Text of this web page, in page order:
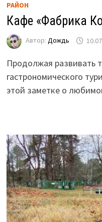
РАЙОН
Кафе «Фабрика
Автор: Дождь
Продолжая развивать
гастрономического
этой заметке о